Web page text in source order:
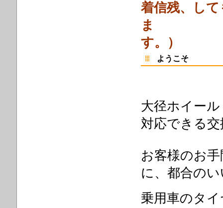
着信残、し
ま
ようこそ
大径ホイー
対応できる交
お客様のお
に、都合の
乗用車のタ